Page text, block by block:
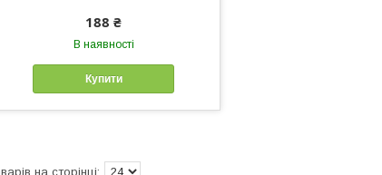
188 ₴
В наявності
Купити